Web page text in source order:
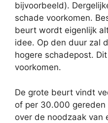
bijvoorbeeld).
schade voorkomen.
beurt wordt eigenlijk
idee. Op den duur zal
hogere schadepost.
voorkomen.
De grote beurt vindt
of per 30.000
over de noodzaak van